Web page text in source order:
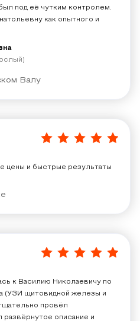
под её чутким контролем.
как опытного и
Валу
5/5
цены и быстрые результаты
5/5
к Василию Николаевичу по
(УЗИ щитовидной железы и
провёл
развёрнутое описание и